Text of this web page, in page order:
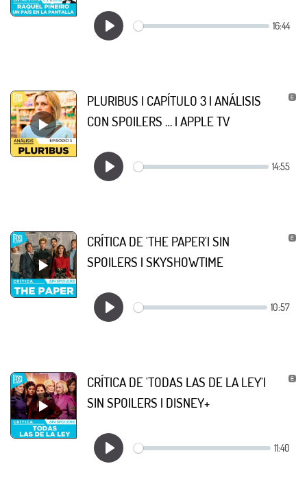
PLURIBUS | CAPÍTULO 3 | ANÁLISIS
CON SPOILERS … | APPLE TV
CRÍTICA DE 'THE PAPER'| SIN
SPOILERS | SKYSHOWTIME
CRÍTICA DE 'TODAS LAS DE LA LEY'|
SIN SPOILERS | DISNEY+